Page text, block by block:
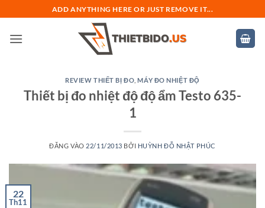
qua
nội
ADD ANYTHING HERE OR JUST REMOVE IT...
REVIEW THIẾT BỊ ĐO ,MÁY ĐO NHIỆT ĐỘ
Thiết bị đo nhiệt độ độ ẩm Testo 635-
1
ĐĂNG VÀO 22/11/2013 BỞI HUỲNH ĐỖ NHẬT PHÚC
22
Th11